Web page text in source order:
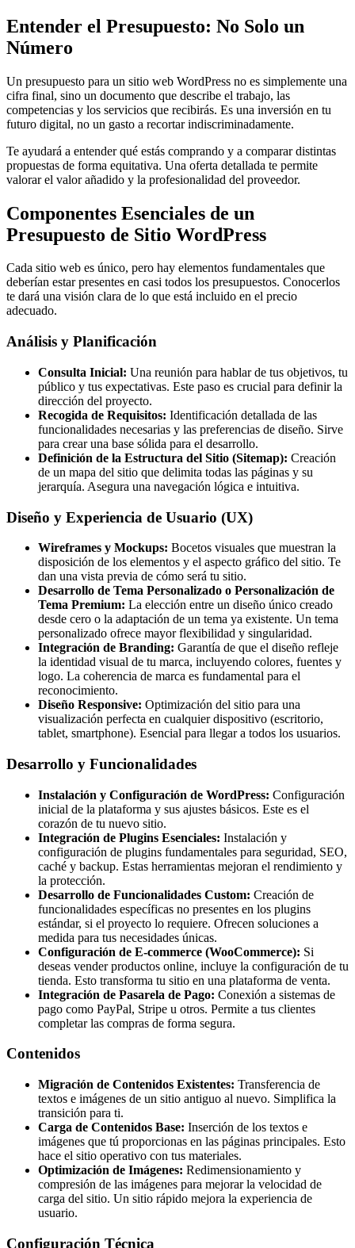
Entender el Presupuesto: No Solo un
Número
Un presupuesto para un sitio web WordPress no es simplemente una
cifra final, sino un documento que describe el trabajo, las
competencias y los servicios que recibirás. Es una inversión en tu
futuro digital, no un gasto a recortar indiscriminadamente.
Te ayudará a entender qué estás comprando y a comparar distintas
propuestas de forma equitativa. Una oferta detallada te permite
valorar el valor añadido y la profesionalidad del proveedor.
Componentes Esenciales de un
Presupuesto de Sitio WordPress
Cada sitio web es único, pero hay elementos fundamentales que
deberían estar presentes en casi todos los presupuestos. Conocerlos
te dará una visión clara de lo que está incluido en el precio
adecuado.
Análisis y Planificación
Consulta Inicial: Una reunión para hablar de tus objetivos, tu
público y tus expectativas. Este paso es crucial para definir la
dirección del proyecto.
Recogida de Requisitos: Identificación detallada de las
funcionalidades necesarias y las preferencias de diseño. Sirve
para crear una base sólida para el desarrollo.
Definición de la Estructura del Sitio (Sitemap): Creación
de un mapa del sitio que delimita todas las páginas y su
jerarquía. Asegura una navegación lógica e intuitiva.
Diseño y Experiencia de Usuario (UX)
Wireframes y Mockups: Bocetos visuales que muestran la
disposición de los elementos y el aspecto gráfico del sitio. Te
dan una vista previa de cómo será tu sitio.
Desarrollo de Tema Personalizado o Personalización de
Tema Premium: La elección entre un diseño único creado
desde cero o la adaptación de un tema ya existente. Un tema
personalizado ofrece mayor flexibilidad y singularidad.
Integración de Branding: Garantía de que el diseño refleje
la identidad visual de tu marca, incluyendo colores, fuentes y
logo. La coherencia de marca es fundamental para el
reconocimiento.
Diseño Responsive: Optimización del sitio para una
visualización perfecta en cualquier dispositivo (escritorio,
tablet, smartphone). Esencial para llegar a todos los usuarios.
Desarrollo y Funcionalidades
Instalación y Configuración de WordPress: Configuración
inicial de la plataforma y sus ajustes básicos. Este es el
corazón de tu nuevo sitio.
Integración de Plugins Esenciales: Instalación y
configuración de plugins fundamentales para seguridad, SEO,
caché y backup. Estas herramientas mejoran el rendimiento y
la protección.
Desarrollo de Funcionalidades Custom: Creación de
funcionalidades específicas no presentes en los plugins
estándar, si el proyecto lo requiere. Ofrecen soluciones a
medida para tus necesidades únicas.
Configuración de E-commerce (WooCommerce): Si
deseas vender productos online, incluye la configuración de tu
tienda. Esto transforma tu sitio en una plataforma de venta.
Integración de Pasarela de Pago: Conexión a sistemas de
pago como PayPal, Stripe u otros. Permite a tus clientes
completar las compras de forma segura.
Contenidos
Migración de Contenidos Existentes: Transferencia de
textos e imágenes de un sitio antiguo al nuevo. Simplifica la
transición para ti.
Carga de Contenidos Base: Inserción de los textos e
imágenes que tú proporcionas en las páginas principales. Esto
hace el sitio operativo con tus materiales.
Optimización de Imágenes: Redimensionamiento y
compresión de las imágenes para mejorar la velocidad de
carga del sitio. Un sitio rápido mejora la experiencia de
usuario.
Configuración Técnica